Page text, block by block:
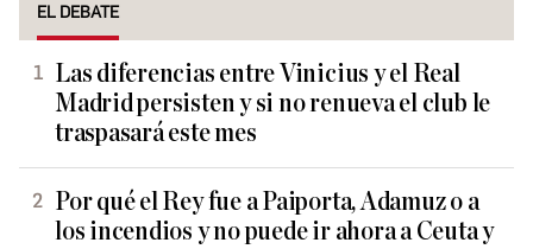
EL DEBATE
Las diferencias entre Vinicius y el Real
Madrid persisten y si no renueva el club le
traspasará este mes
Por qué el Rey fue a Paiporta, Adamuz o a
los incendios y no puede ir ahora a Ceuta y